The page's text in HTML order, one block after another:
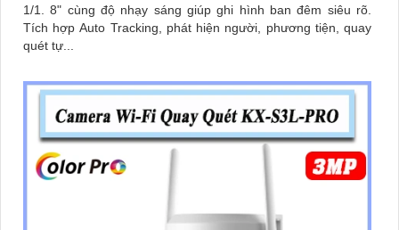
1/1. 8" cùng độ nhạy sáng giúp ghi hình ban đêm siêu rõ.
Tích hợp Auto Tracking, phát hiện người, phương tiện, quay
quét tự...